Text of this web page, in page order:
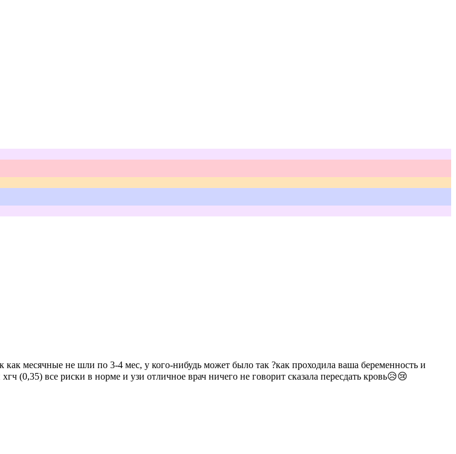
как месячные не шли по 3-4 мес, у кого-нибудь может было так ?как проходила ваша беременность и
(0,35) все риски в норме и узи отличное врач ничего не говорит сказала пересдать кровь😥😢